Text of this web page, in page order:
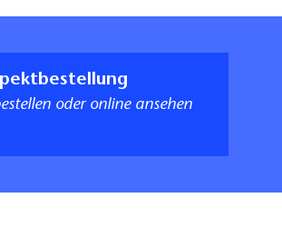
oder online ansehen